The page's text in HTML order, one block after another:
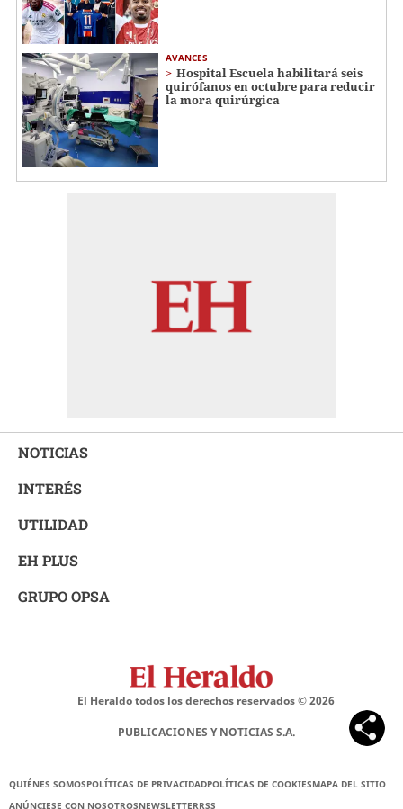
AVANCES
Hospital Escuela habilitará seis
quirófanos en octubre para reducir
la mora quirúrgica
NOTICIAS
INTERÉS
UTILIDAD
EH PLUS
GRUPO OPSA
El Heraldo todos los derechos reservados ©2026
PUBLICACIONES Y NOTICIAS S.A.
QUIÉNES SOMOSPOLÍTICAS DE PRIVACIDADPOLÍTICAS DE COOKIESMAPA DEL SITIO
ANÚNCIESE CON NOSOTROSNEWSLETTERRSS